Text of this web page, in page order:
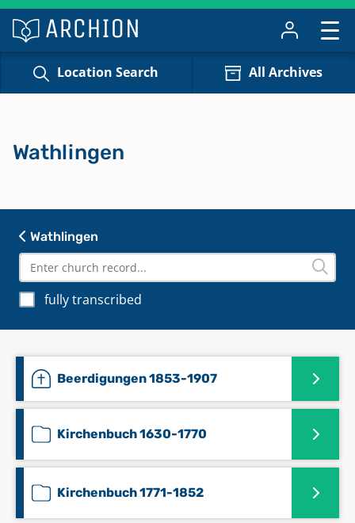
Location Search All Archives
Wathlingen
fully transcribed
Beerdigungen 1853-1907
Kirchenbuch 1630-1770
Kirchenbuch 1771-1852
Wathlingen